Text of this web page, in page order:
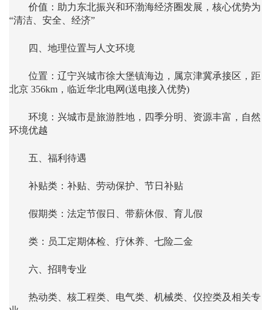
价值：助力东北振兴和环渤海经济圈发展，核心优势为
“清洁、安全、经济”
四、地理位置与人文环境
位置：辽宁兴城市徐大堡镇海边，属京津冀承接区，距
北京 356km，临近华北电网(送电接入优势)
环境：兴城市是旅游胜地，四季分明、资源丰富，自然
环境优越
五、福利待遇
补贴类：补贴、劳动保护、节日补贴
假期类：法定节假日、带薪休假、育儿假
类：员工定期体检、疗休养、七险二金
六、招聘专业
热动类、核工程类、电气类、机械类、仪控类及相关专